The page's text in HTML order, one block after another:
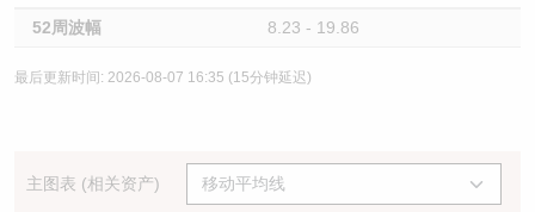
52周波幅 8.23 - 19.86
最后更新时间: 2026-08-07 16:35 (15分钟延迟)
主图表 (相关资产)